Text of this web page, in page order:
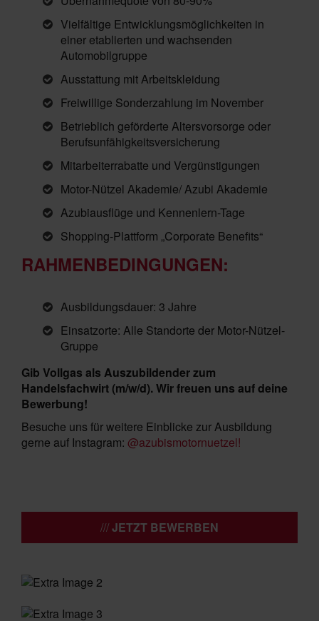
Vielfältige Entwicklungsmöglichkeiten in
einer etablierten und wachsenden
Automobilgruppe
Ausstattung mit Arbeitskleidung
Freiwillige Sonderzahlung im November
Betrieblich geförderte Altersvorsorge oder
Berufsunfähigkeitsversicherung
Mitarbeiterrabatte und Vergünstigungen
Motor-Nützel Akademie/ Azubi Akademie
Azubiausflüge und Kennenlern-Tage
Shopping-Plattform „Corporate Benefits“
RAHMENBEDINGUNGEN:
Ausbildungsdauer: 3 Jahre
Einsatzorte: Alle Standorte der Motor-Nützel-
Gruppe
Gib Vollgas als Auszubildender zum
Handelsfachwirt (m/w/d). Wir freuen uns auf deine
Bewerbung!
Besuche uns für weitere Einblicke zur Ausbildung
gerne auf Instagram: @azubismotornuetzel!
JETZT BEWERBEN